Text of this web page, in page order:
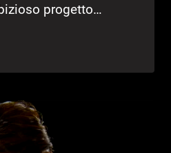
progetto…